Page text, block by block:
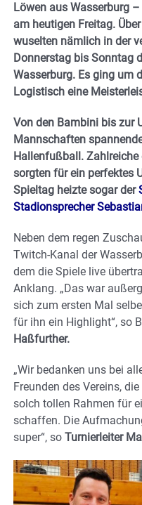
Löwen aus Wasserburg
am heutigen Freitag.
wuselten nämlich in der
Donnerstag bis Sonntag
Wasserburg. Es ging um
Logistisch eine
Von den Bambini bis zur
Mannschaften
Hallenfußball.
sorgten für ein perfektes
Spieltag heizte sogar der
Stadionsprecher
Neben dem regen
Twitch-Kanal der
dem die Spiele live
Anklang. „Das war
sich zum ersten Mal
für ihn ein Highlight“, so
Haßfurther.
„Wir bedanken uns bei
Freunden des Vereins,
solch tollen Rahmen für
schaffen. Die
super“, so Turnierleiter